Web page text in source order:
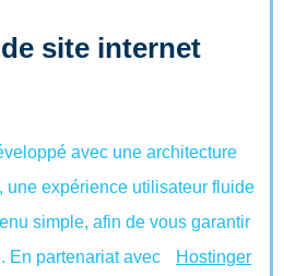
site internet
avec une architecture
une expérience utilisateur fluide
simple, afin de vous garantir
En partenariat avec
Hostinger